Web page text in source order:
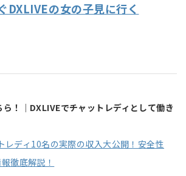
DXLIVEの女の子見に行く
ら！｜DXLIVEでチャットレディとして働き
レディ10名の実際の収入大公開！安全性
徹底解説！